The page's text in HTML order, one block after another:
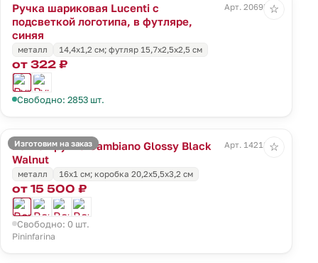
Ручка шариковая Lucenti с
подсветкой логотипа, в футляре,
синяя
Арт. 20695.40
металл 14,4х1,2 см; футляр 15,7х2,5х2,5 см
от 322 ₽
Свободно: 2853 шт.
☆
Изготовим на заказ
Вечная ручка Cambiano Glossy Black
Walnut
Арт. 14218.35
металл 16x1 cм; коробка 20,2х5,5х3,2 см
от 15 500 ₽
Свободно: 0 шт.
Pininfarina
☆